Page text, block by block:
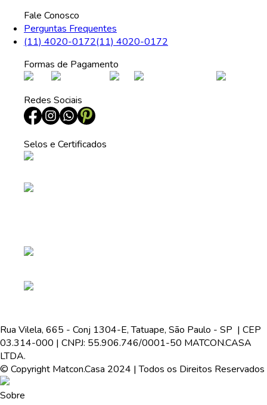
Fale Conosco
Perguntas Frequentes
(11) 4020-0172(11) 4020-0172
Formas de Pagamento
Redes Sociais
Selos e Certificados
Rua Vilela, 665 - Conj 1304-E, Tatuape, São Paulo - SP | CEP
03.314-000 | CNPJ: 55.906.746/0001-50 MATCON.CASA
LTDA.
© Copyright Matcon.Casa 2024 | Todos os Direitos Reservados
Sobre